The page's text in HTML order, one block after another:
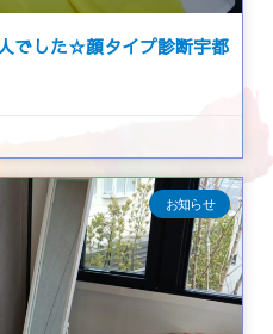
でした☆顔タイプ診断宇都
お知らせ